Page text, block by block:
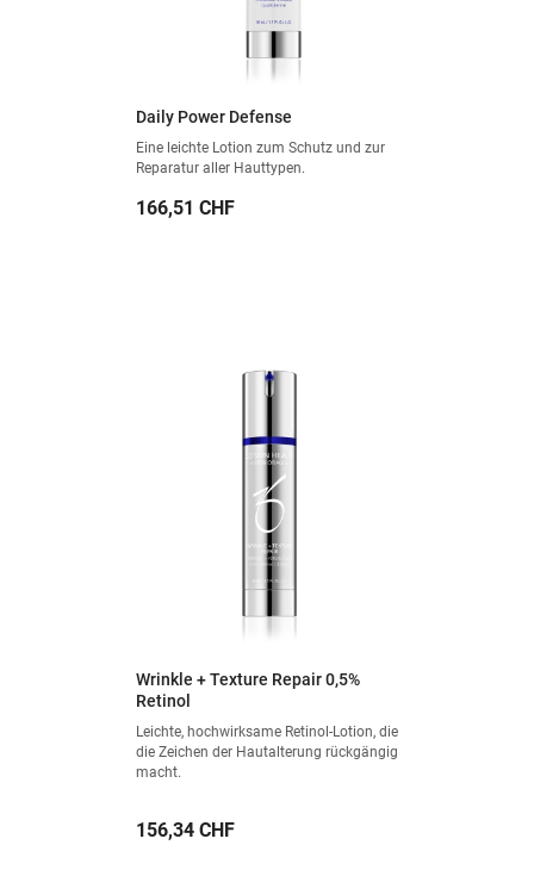
Daily Power Defense
Eine leichte Lotion zum Schutz und zur
Reparatur aller Hauttypen.
Preis
166,51 CHF
Wrinkle + Texture Repair 0,5%
Retinol
Leichte, hochwirksame Retinol-Lotion, die
die Zeichen der Hautalterung rückgängig
macht.
Preis
156,34 CHF